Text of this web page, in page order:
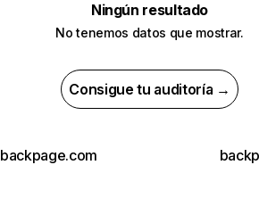
Ningún resultado
No tenemos datos que mostrar.
Consigue tu auditoría →
backpage.com